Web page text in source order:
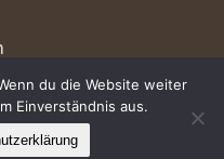
| 2011-2026
du die Website weiter
Einverständnis aus.